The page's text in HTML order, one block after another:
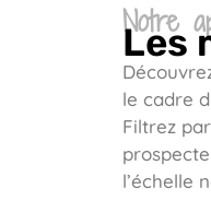
Notre
Les
le cadre
Filtrez
l’échelle